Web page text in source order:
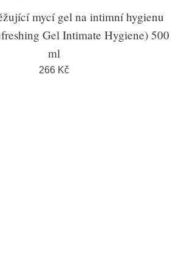
mycí gel na intimní hygienu
Gel Intimate Hygiene) 500
ml
266 Kč